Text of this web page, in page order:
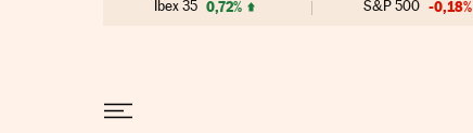
Ibex 35 0,72% S&P 500 -0,18%